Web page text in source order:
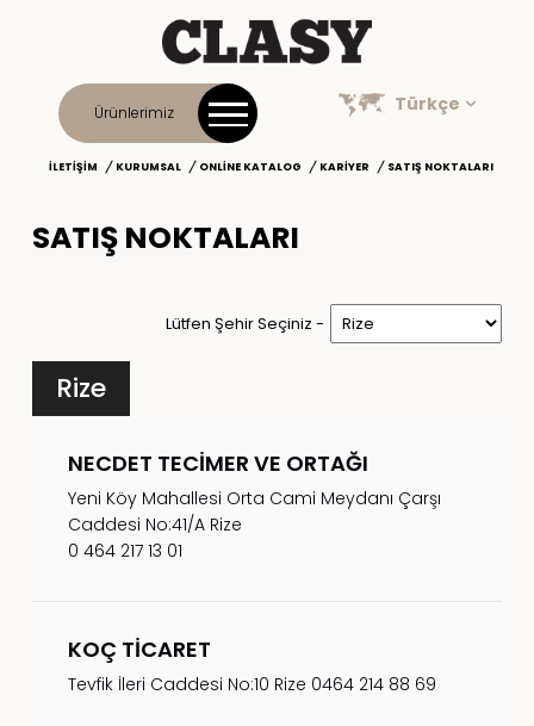
Ürünlerimiz Türkçe
İLETIŞIM KURUMSAL ONLINE KATALOG KARIYER SATIŞ NOKTALARI
SATIŞ NOKTALARI
Lütfen Şehir Seçiniz -
Rize
NECDET TECİMER VE ORTAĞI
Yeni Köy Mahallesi Orta Cami Meydanı Çarşı
Caddesi No:41/A Rize
0 464 217 13 01
KOÇ TİCARET
Tevfik İleri Caddesi No:10 Rize 0464 214 88 69